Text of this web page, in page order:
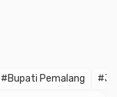
#Bupati Pemalang